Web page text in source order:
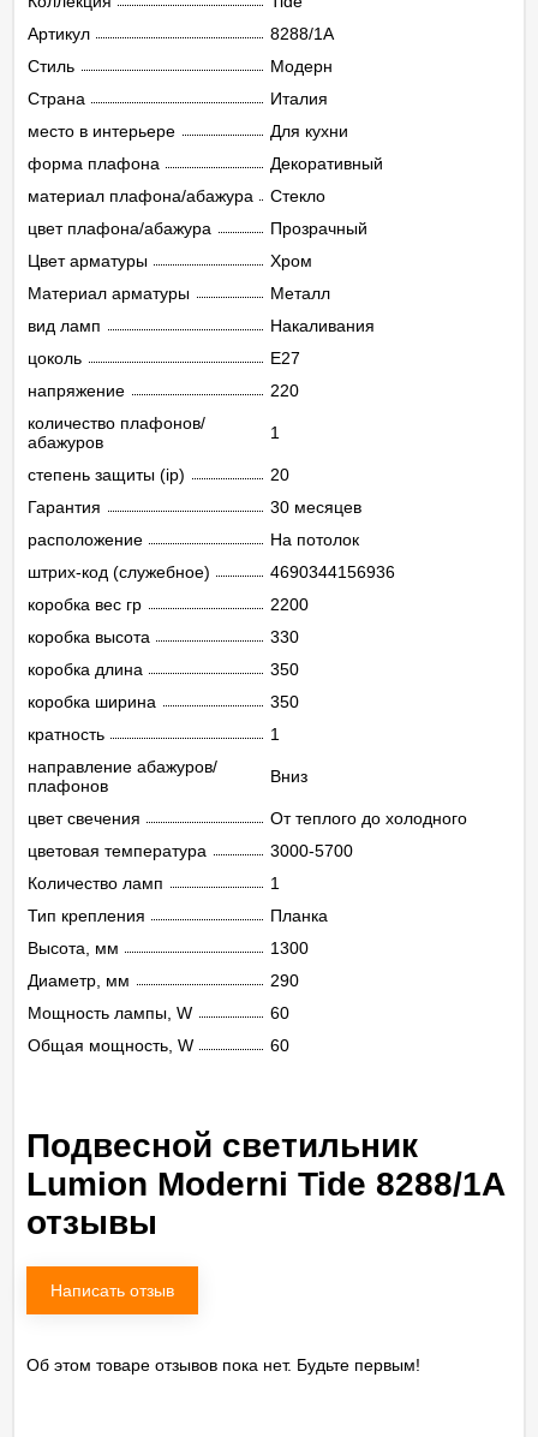
Артикул
8288/1A
Стиль
Модерн
Страна
Италия
место в интерьере
Для кухни
форма плафона
Декоративный
материал плафона/абажура
Стекло
цвет плафона/абажура
Прозрачный
Цвет арматуры
Хром
Материал арматуры
Металл
вид ламп
Накаливания
цоколь
E27
напряжение
220
количество плафонов/
абажуров
1
степень защиты (ip)
20
Гарантия
30 месяцев
расположение
На потолок
штрих-код (служебное)
4690344156936
коробка вес гр
2200
коробка высота
330
коробка длина
350
коробка ширина
350
кратность
1
направление абажуров/
плафонов
Вниз
цвет свечения
От теплого до холодного
цветовая температура
3000-5700
Количество ламп
1
Тип крепления
Планка
Высота, мм
1300
Диаметр, мм
290
Мощность лампы, W
60
Общая мощность, W
60
Подвесной светильник
Lumion Moderni Tide 8288/1A
отзывы
Написать отзыв
Об этом товаре отзывов пока нет. Будьте первым!